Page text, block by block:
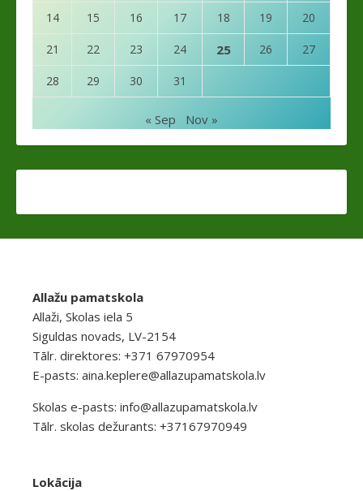
14 15 16 17 18 19 20
21 22 23 24 25 26 27
28 29 30 31
« Sep Nov »
Allažu pamatskola
Allaži, Skolas iela 5
Siguldas novads, LV-2154
Tālr. direktores: +371 67970954
E-pasts: aina.keplere@allazupamatskola.lv
Skolas e-pasts: info@allazupamatskola.lv
Tālr. skolas dežurants: +37167970949
Lokācija